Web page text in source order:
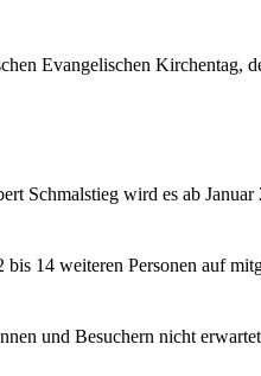
Evangelischen Kirchentag,
Schmalstieg wird es ab
14 weiteren Personen auf
und Besuchern nicht